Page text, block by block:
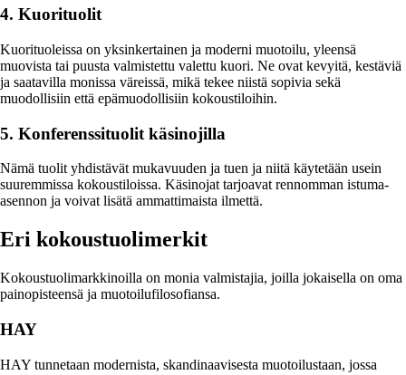
4. Kuorituolit
Kuorituoleissa on yksinkertainen ja moderni muotoilu, yleensä
muovista tai puusta valmistettu valettu kuori. Ne ovat kevyitä, kestäviä
ja saatavilla monissa väreissä, mikä tekee niistä sopivia sekä
muodollisiin että epämuodollisiin kokoustiloihin.
5. Konferenssituolit käsinojilla
Nämä tuolit yhdistävät mukavuuden ja tuen ja niitä käytetään usein
suuremmissa kokoustiloissa. Käsinojat tarjoavat rennomman istuma-
asennon ja voivat lisätä ammattimaista ilmettä.
Eri kokoustuolimerkit
Kokoustuolimarkkinoilla on monia valmistajia, joilla jokaisella on oma
painopisteensä ja muotoilufilosofiansa.
HAY
HAY tunnetaan modernista, skandinaavisesta muotoilustaan, jossa